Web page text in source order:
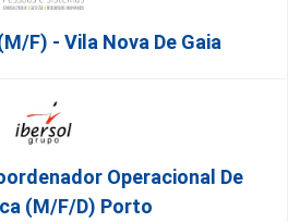
f) - Vila Nova De Gaia
Operacional De
(m/f/d) Porto